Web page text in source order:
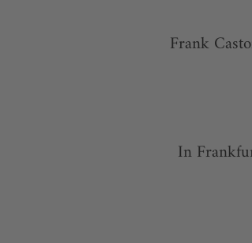
Frank
In